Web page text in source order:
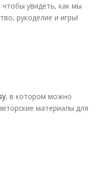
чтобы увидеть, как мы
рукоделие и игры!
, в котором можно
материалы для